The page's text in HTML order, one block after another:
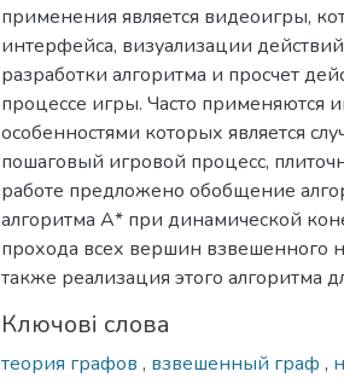
применения является видеоигры,
интерфейса, визуализации
разработки алгоритма и просчет
процессе игры. Часто применяются
особенностями которых является
пошаговый игровой процесс,
работе предложено обобщение
алгоритма А* при динамической
прохода всех вершин взвешенного
также реализация этого алгоритма
Ключові слова
теория графов , взвешенный граф ,